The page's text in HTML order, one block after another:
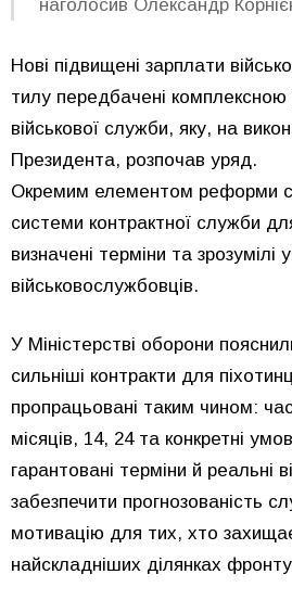
наголосив Олександр
Нові підвищені зарплати
тилу передбачені
військової служби, яку, на
Президента, розпочав уряд.
Окремим елементом реформи
системи контрактної служби
визначені терміни та зрозумілі
військовослужбовців.
У Міністерстві оборони
сильніші контракти для
пропрацьовані таким чином:
місяців, 14, 24 та конкретні
гарантовані терміни й реальні
забезпечити прогнозованість
мотивацію для тих, хто
найскладніших ділянках